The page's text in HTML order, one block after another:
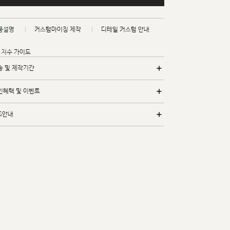
설명 커스텀마이징 제작 디테일 커스텀 안내
치수 가이드
및 제작기간
혜택 및 이벤트
내